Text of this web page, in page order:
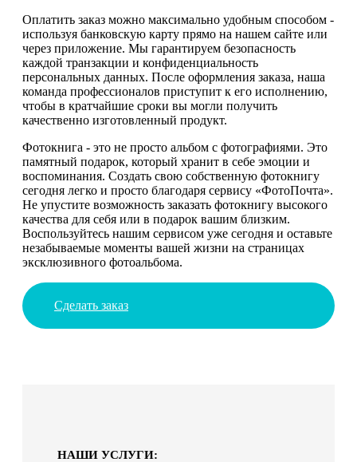
Оплатить заказ можно максимально удобным способом -
используя банковскую карту прямо на нашем сайте или
через приложение. Мы гарантируем безопасность
каждой транзакции и конфиденциальность
персональных данных. После оформления заказа, наша
команда профессионалов приступит к его исполнению,
чтобы в кратчайшие сроки вы могли получить
качественно изготовленный продукт.
Фотокнига - это не просто альбом с фотографиями. Это
памятный подарок, который хранит в себе эмоции и
воспоминания. Создать свою собственную фотокнигу
сегодня легко и просто благодаря сервису «ФотоПочта».
Не упустите возможность заказать фотокнигу высокого
качества для себя или в подарок вашим близким.
Воспользуйтесь нашим сервисом уже сегодня и оставьте
незабываемые моменты вашей жизни на страницах
эксклюзивного фотоальбома.
Сделать заказ
НАШИ УСЛУГИ: